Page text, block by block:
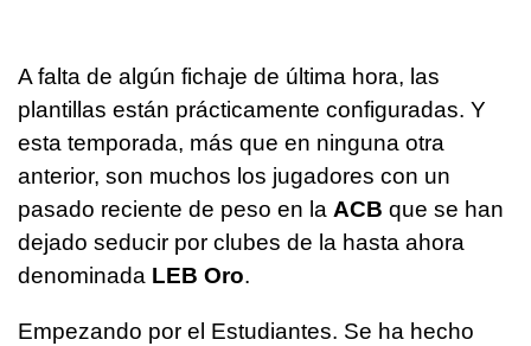
A falta de algún fichaje de última hora, las
plantillas están prácticamente configuradas. Y
esta temporada, más que en ninguna otra
anterior, son muchos los jugadores con un
pasado reciente de peso en la ACB que se han
dejado seducir por clubes de la hasta ahora
denominada LEB Oro.
Empezando por el Estudiantes. Se ha hecho